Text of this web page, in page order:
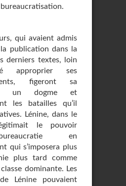
qui avaient admis
publication dans la
derniers textes, loin
ses
figeront sa
un dogme et
les batailles qu’il
Lénine, dans le
le pouvoir
en
qui s’imposera plus
plus tard comme
dominante. Les
Lénine pouvaient